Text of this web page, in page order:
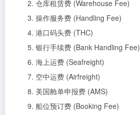
仓库租赁费 (Warehouse Fee)
操作服务费 (Handling Fee)
港口码头费 (THC)
银行手续费 (Bank Handling Fee)
海上运费 (Seafreight)
空中运费 (Airfreight)
美国舱单申报费 (AMS)
船位预订费 (Booking Fee)